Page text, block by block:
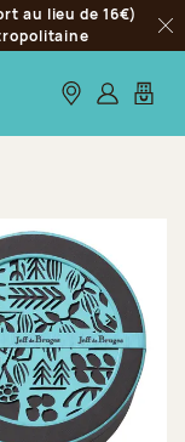
au lieu de 16€)
Nos boutiques
S’identifier
Mon